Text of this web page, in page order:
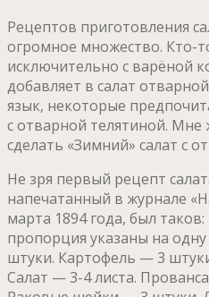
Рецептов приготовления
огромное множество. Кто-
исключительно с варёной
добавляет в салат
язык, некоторые
с отварной телятиной. Мне
сделать «Зимний» салат с
Не зря первый рецепт
напечатанный в журнале
марта 1894 года, был
пропорция указаны на
штуки. Картофель — 3
Салат — 3-4 листа.